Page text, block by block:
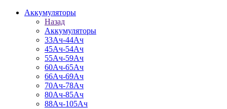
Аккумуляторы
Назад
Аккумуляторы
33Ач-44Ач
45Ач-54Ач
55Ач-59Ач
60Ач-65Ач
66Ач-69Ач
70Ач-78Ач
80Ач-85Ач
88Ач-105Ач